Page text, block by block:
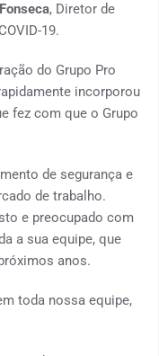
, Diretor de
19.
do Grupo Pro
incorporou
fez com que o Grupo
de segurança e
de trabalho.
e preocupado com
a sua equipe, que
anos.
toda nossa equipe,